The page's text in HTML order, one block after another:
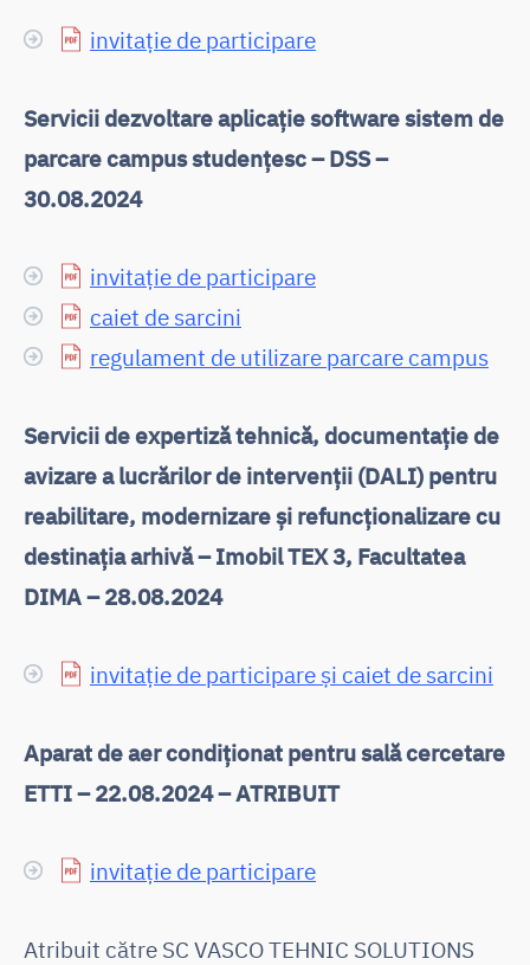
invitație de participare
Servicii dezvoltare aplicație software sistem de
parcare campus studențesc – DSS –
30.08.2024
invitație de participare
caiet de sarcini
regulament de utilizare parcare campus
Servicii de expertiză tehnică, documentație de
avizare a lucrărilor de intervenții (DALI) pentru
reabilitare, modernizare și refuncționalizare cu
destinația arhivă – Imobil TEX 3, Facultatea
DIMA – 28.08.2024
invitație de participare și caiet de sarcini
Aparat de aer condiționat pentru sală cercetare
ETTI – 22.08.2024 – ATRIBUIT
invitație de participare
Atribuit către SC VASCO TEHNIC SOLUTIONS